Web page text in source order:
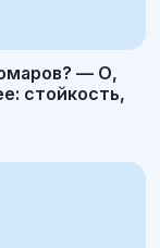
— О,
стойкость,